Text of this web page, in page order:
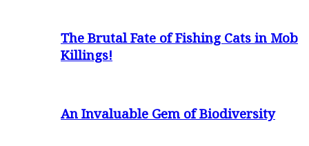
The Brutal Fate of Fishing Cats in Mob
Killings!
An Invaluable Gem of Biodiversity